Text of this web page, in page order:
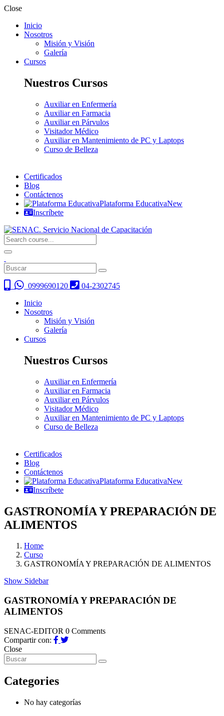
Close
Inicio
Nosotros
Misión y Visión
Galería
Cursos
Nuestros Cursos
Auxiliar en Enfermería
Auxiliar en Farmacia
Auxiliar en Párvulos
Visitador Médico
Auxiliar en Mantenimiento de PC y Laptops
Curso de Belleza
Certificados
Blog
Contáctenos
Plataforma EducativaNew
Inscríbete
0999690120
04-2302745
Inicio
Nosotros
Misión y Visión
Galería
Cursos
Nuestros Cursos
Auxiliar en Enfermería
Auxiliar en Farmacia
Auxiliar en Párvulos
Visitador Médico
Auxiliar en Mantenimiento de PC y Laptops
Curso de Belleza
Certificados
Blog
Contáctenos
Plataforma EducativaNew
Inscríbete
GASTRONOMÍA Y PREPARACIÓN DE
ALIMENTOS
Home
Curso
GASTRONOMÍA Y PREPARACIÓN DE ALIMENTOS
Show Sidebar
GASTRONOMÍA Y PREPARACIÓN DE
ALIMENTOS
SENAC-EDITOR 0 Comments
Compartir con:
Close
Categories
No hay categorías